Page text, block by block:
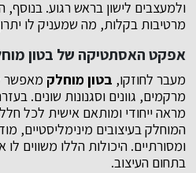
ולמעצבים לישון בראש רגוע. בנוסף,
מרטיבות בקלות, מה שמעניק לו
אפקט האסתטיקה של בטון
מעבר לחוזקו, בטון מוחלק מאפשר
מרקמים, גוונים וסגנונות שונים.
מראה ייחודי ומותאם אישית לכל
המוחלק בעיצובים מינימליסטיים,
ומסורתיים. היכולות הללו משווים
בתחום העיצוב.